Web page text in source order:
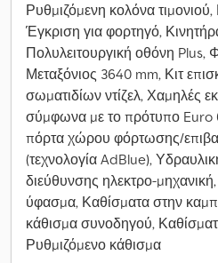
Ρυθμιζόμενη κολόνα
Έγκριση για φορτηγό,
Πολυλειτουργική οθόνη Plus,
Μεταξόνιος 3640 mm, Κιτ
σωματιδίων ντίζελ, Χαμηλές
σύμφωνα με το πρότυπο Euro
πόρτα χώρου φόρτωσης/
(τεχνολογία AdBlue),
διεύθυνσης ηλεκτρο-
ύφασμα, Καθίσματα στην
κάθισμα συνοδηγού,
Ρυθμιζόμενο κάθισμα